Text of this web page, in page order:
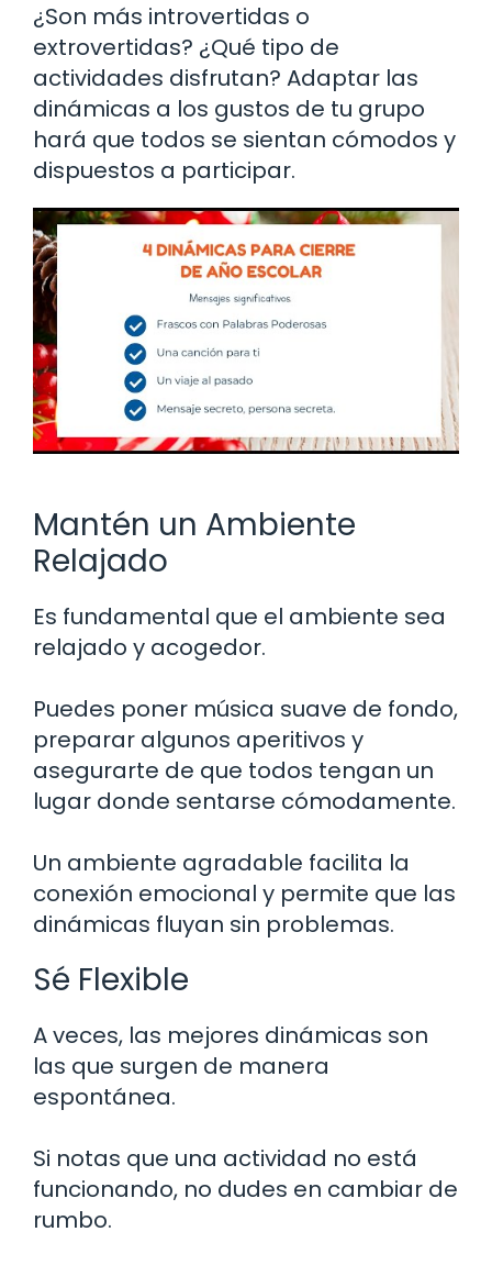
¿Son más introvertidas o
extrovertidas? ¿Qué tipo de
actividades disfrutan? Adaptar las
dinámicas a los gustos de tu grupo
hará que todos se sientan cómodos y
dispuestos a participar.
Mantén un Ambiente
Relajado
Es fundamental que el ambiente sea
relajado y acogedor.
Puedes poner música suave de fondo,
preparar algunos aperitivos y
asegurarte de que todos tengan un
lugar donde sentarse cómodamente.
Un ambiente agradable facilita la
conexión emocional y permite que las
dinámicas fluyan sin problemas.
Sé Flexible
A veces, las mejores dinámicas son
las que surgen de manera
espontánea.
Si notas que una actividad no está
funcionando, no dudes en cambiar de
rumbo.